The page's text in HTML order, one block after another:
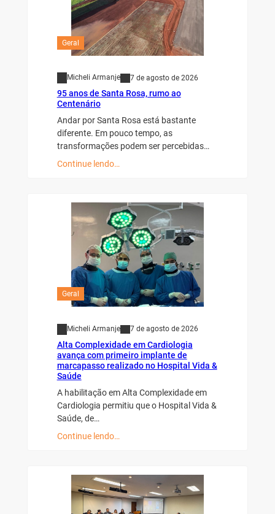
Geral
Micheli Armanje 7 de agosto de 2026
95 anos de Santa Rosa, rumo ao
Centenário
Andar por Santa Rosa está bastante
diferente. Em pouco tempo, as
transformações podem ser percebidas…
Continue lendo…
Geral
Micheli Armanje 7 de agosto de 2026
Alta Complexidade em Cardiologia
avança com primeiro implante de
marcapasso realizado no Hospital Vida &
Saúde
A habilitação em Alta Complexidade em
Cardiologia permitiu que o Hospital Vida &
Saúde, de…
Continue lendo…